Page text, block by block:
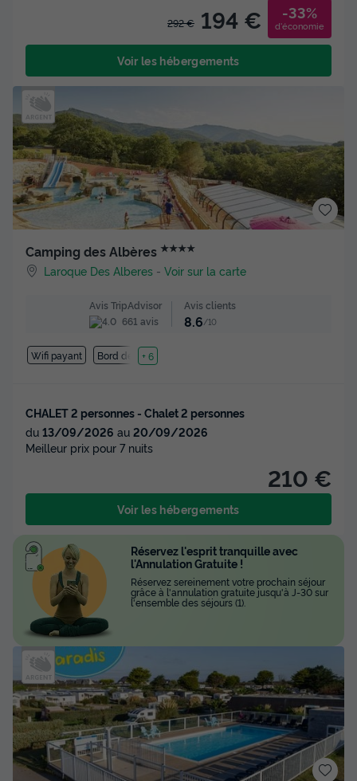
292 € 194 € -33%
d'économie
Voir les hébergements
Camping des Albères ★★★★
Laroque Des Alberes -Voir sur la carte
Avis TripAdvisor
661 avis
Avis clients
8.6/10
Wifi payant Bord de mer
+ 6
CHALET 2 personnes - Chalet 2 personnes
du 13/09/2026 au 20/09/2026
Meilleur prix pour 7 nuits
210 €
Voir les hébergements
Réservez l'esprit tranquille avec
l'Annulation Gratuite !
Réservez sereinement votre prochain séjour
grâce à l'annulation gratuite jusqu'à J-30 sur
l'ensemble des séjours (1).